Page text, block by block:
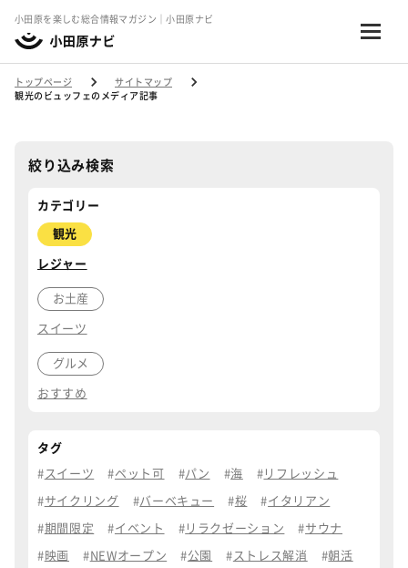
小田原を楽しむ総合情報マガジン｜小田原ナビ
トップページ
サイトマップ
観光のビュッフェのメディア記事
絞り込み検索
カテゴリー
観光
レジャー
お土産
スイーツ
グルメ
おすすめ
タグ
スイーツ ペット可 パン 海 リフレッシュ
サイクリング バーベキュー 桜 イタリアン
期間限定 イベント リラクゼーション サウナ
映画 NEWオープン 公園 ストレス解消 朝活